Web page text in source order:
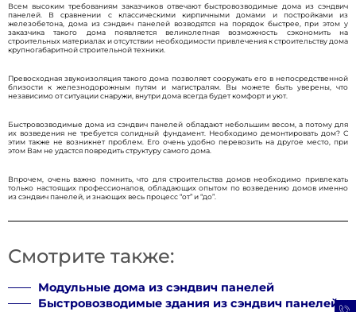
Всем высоким требованиям заказчиков отвечают быстровозводимые дома из сэндвич
панелей. В сравнении с классическими кирпичными домами и постройками из
железобетона, дома из сэндвич панелей возводятся на порядок быстрее, при этом у
заказчика такого дома появляется великолепная возможность сэкономить на
строительных материалах и отсутствии необходимости привлечения к строительству дома
крупногабаритной строительной техники.
Превосходная звукоизоляция такого дома позволяет сооружать его в непосредственной
близости к железнодорожным путям и магистралям. Вы можете быть уверены, что
независимо от ситуации снаружи, внутри дома всегда будет комфорт и уют.
Быстровозводимые дома из сэндвич панелей обладают небольшим весом, а потому для
их возведения не требуется солидный фундамент. Необходимо демонтировать дом? С
этим также не возникнет проблем. Его очень удобно перевозить на другое место, при
этом Вам не удастся повредить структуру самого дома.
Впрочем, очень важно помнить, что для строительства домов необходимо привлекать
только настоящих профессионалов, обладающих опытом по возведению домов именно
из сэндвич панелей, и знающих весь процесс “от” и “до”.